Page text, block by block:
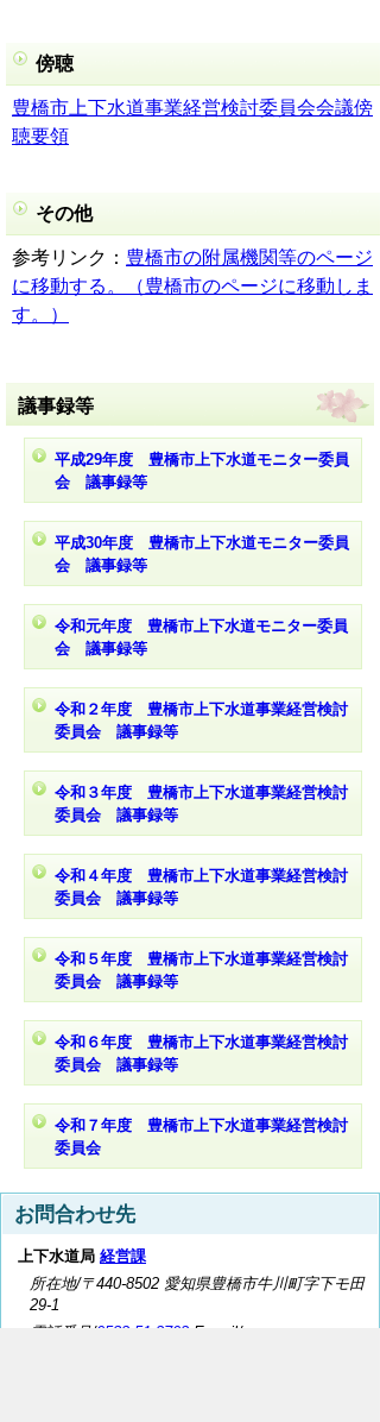
傍聴
豊橋市上下水道事業経営検討委員会会議傍
聴要領
その他
参考リンク： 豊橋市の附属機関等のページ
に移動する。（豊橋市のページに移動しま
す。）
議事録等
平成29年度 豊橋市上下水道モニター委員
会 議事録等
平成30年度 豊橋市上下水道モニター委員
会 議事録等
令和元年度 豊橋市上下水道モニター委員
会 議事録等
令和２年度 豊橋市上下水道事業経営検討
委員会 議事録等
令和３年度 豊橋市上下水道事業経営検討
委員会 議事録等
令和４年度 豊橋市上下水道事業経営検討
委員会 議事録等
令和５年度 豊橋市上下水道事業経営検討
委員会 議事録等
令和６年度 豊橋市上下水道事業経営検討
委員会 議事録等
令和７年度 豊橋市上下水道事業経営検討
委員会
お問合わせ先
上下水道局 経営課
所在地/〒440-8502 愛知県豊橋市牛川町字下モ田
29-1
電話番号/0532-51-2702 E-mail/